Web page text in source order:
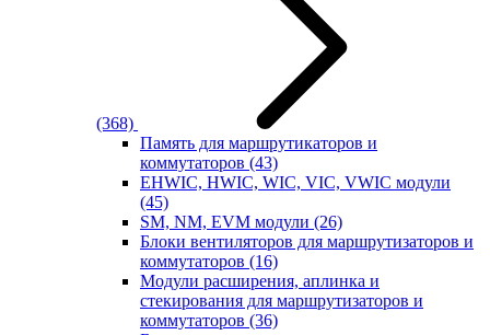
(368)
Память для маршрутикаторов и
коммутаторов (43)
EHWIC, HWIC, WIC, VIC, VWIC модули
(45)
SM, NM, EVM модули (26)
Блоки вентиляторов для маршрутизаторов и
коммутаторов (16)
Модули расширения, аплинка и
стекирования для маршрутизаторов и
коммутаторов (36)